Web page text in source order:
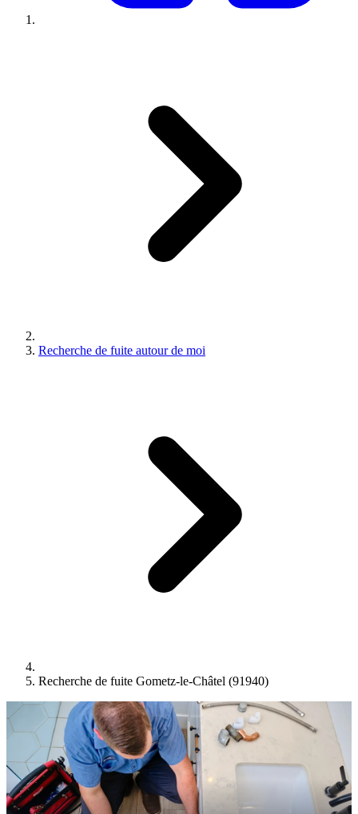
Recherche de fuite autour de moi
Recherche de fuite Gometz-le-Châtel (91940)